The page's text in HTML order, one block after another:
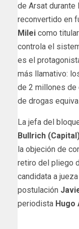
de Arsat durante
reconvertido en
Milei como titular
controla el
es el
más llamativo:
de 2 millones de
de drogas
La jefa del
Bullrich
la objeción de
retiro del pliego
candidata a
postulación
periodista Hugo